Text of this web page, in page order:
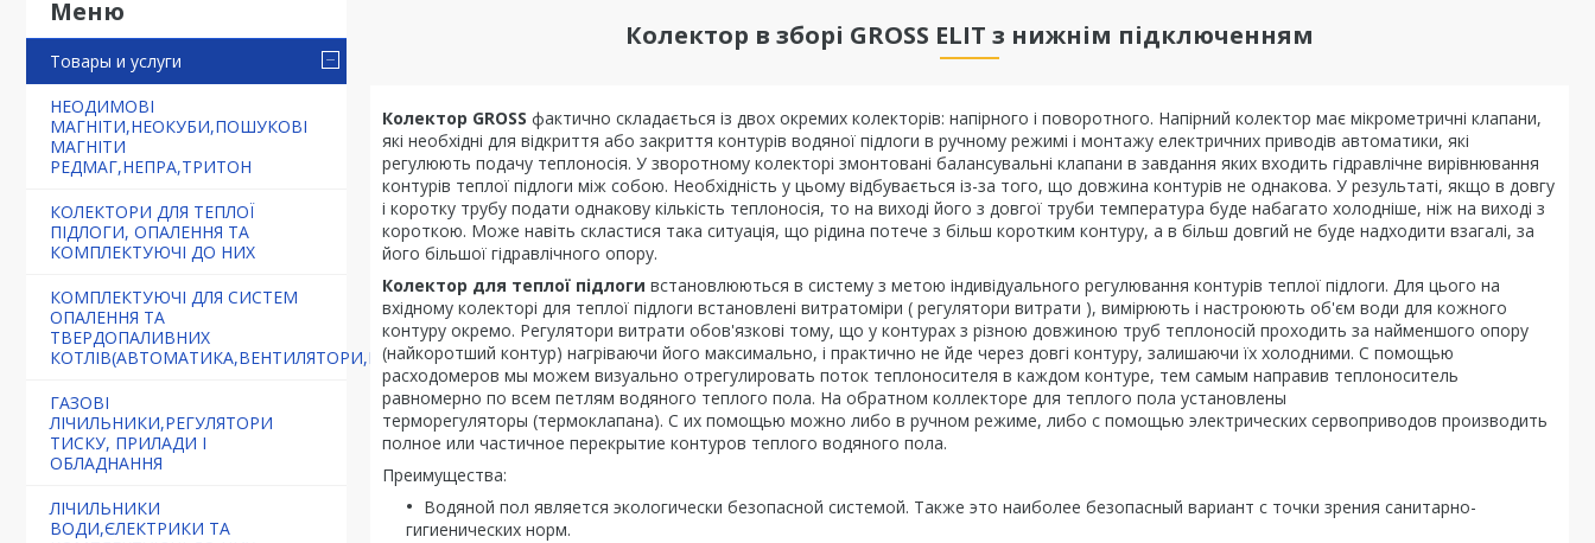
Товары и услуги
НЕОДИМОВІ
МАГНІТИ,НЕОКУБИ,ПОШУКОВІ
МАГНІТИ
РЕДМАГ,НЕПРА,ТРИТОН
КОЛЕКТОРИ ДЛЯ ТЕПЛОЇ
ПІДЛОГИ, ОПАЛЕННЯ ТА
КОМПЛЕКТУЮЧІ ДО НИХ
КОМПЛЕКТУЮЧІ ДЛЯ СИСТЕМ
ОПАЛЕННЯ ТА
ТВЕРДОПАЛИВНИХ
КОТЛІВ(АВТОМАТИКА,ВЕНТИЛЯТОРИ,РЕГУЛЯТОРИ)
ГАЗОВІ
ЛІЧИЛЬНИКИ,РЕГУЛЯТОРИ
ТИСКУ, ПРИЛАДИ І
ОБЛАДНАННЯ
ЛІЧИЛЬНИКИ
ВОДИ,ЄЛЕКТРИКИ ТА
Колектор в зборі GROSS ELIT з нижнім підключенням
Колектор GROSS фактично складається із двох окремих колекторів: напірного і поворотного. Напірний колектор має мікрометричні клапани,
які необхідні для відкриття або закриття контурів водяної підлоги в ручному режимі і монтажу електричних приводів автоматики, які
регулюють подачу теплоносія. У зворотному колекторі змонтовані балансувальні клапани в завдання яких входить гідравлічне вирівнювання
контурів теплої підлоги між собою. Необхідність у цьому відбувається із-за того, що довжина контурів не однакова. У результаті, якщо в довгу
і коротку трубу подати однакову кількість теплоносія, то на виході його з довгої труби температура буде набагато холодніше, ніж на виході з
короткою. Може навіть скластися така ситуація, що рідина потече з більш коротким контуру, а в більш довгий не буде надходити взагалі, за
його більшої гідравлічного опору.
Колектор для теплої підлоги встановлюються в систему з метою індивідуального регулювання контурів теплої підлоги. Для цього на
вхідному колекторі для теплої підлоги встановлені витратоміри ( регулятори витрати ), вимірюють і настроюють об'єм води для кожного
контуру окремо. Регулятори витрати обов'язкові тому, що у контурах з різною довжиною труб теплоносій проходить за найменшого опору
(найкоротший контур) нагріваючи його максимально, і практично не йде через довгі контуру, залишаючи їх холодними. С помощью
расходомеров мы можем визуально отрегулировать поток теплоносителя в каждом контуре, тем самым направив теплоноситель
равномерно по всем петлям водяного теплого пола. На обратном коллекторе для теплого пола установлены
терморегуляторы (термоклапана). С их помощью можно либо в ручном режиме, либо с помощью электрических сервоприводов производить
полное или частичное перекрытие контуров теплого водяного пола.
Преимущества:
Водяной пол является экологически безопасной системой. Также это наиболее безопасный вариант с точки зрения санитарно-
гигиенических норм.